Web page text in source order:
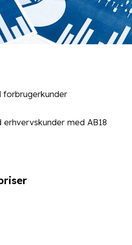
forbrugerkunder
med AB18